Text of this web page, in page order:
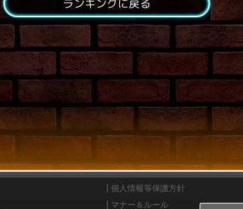
ランキングに戻る
個人情報等保護方針
マナー＆ルール